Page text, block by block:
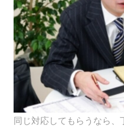
同じ対応してもらうなら